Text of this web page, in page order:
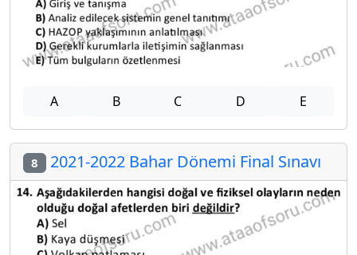
A B C D E
8 2021-2022 Bahar Dönemi Final Sınavı